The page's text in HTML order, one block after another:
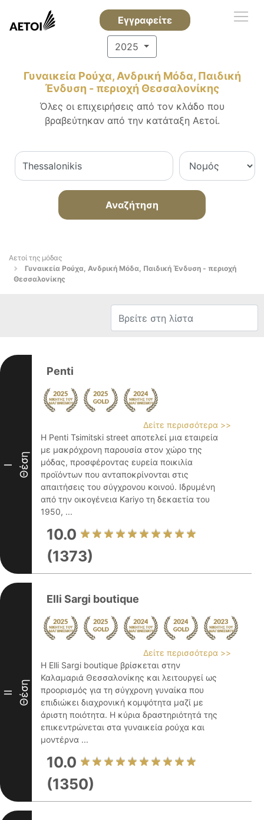
Εγγραφείτε
2025
Γυναικεία Ρούχα, Ανδρική Μόδα, Παιδική
Ένδυση - περιοχή Θεσσαλονίκης
Όλες οι επιχειρήσεις από τον κλάδο που
βραβεύτηκαν από την κατάταξη Αετοί.
Αναζήτηση
Αετοί της μόδας
Γυναικεία Ρούχα, Ανδρική Μόδα, Παιδική Ένδυση - περιοχή
Θεσσαλονίκης
I Θέση
Penti
Δείτε περισσότερα >>
Η Penti Tsimitski street αποτελεί μια εταιρεία
με μακρόχρονη παρουσία στον χώρο της
μόδας, προσφέροντας ευρεία ποικιλία
προϊόντων που ανταποκρίνονται στις
απαιτήσεις του σύγχρονου κοινού. Ιδρυμένη
από την οικογένεια Kariyo τη δεκαετία του
1950, ...
10.0
(1373)
II Θέση
Elli Sargi boutique
Δείτε περισσότερα >>
Η Elli Sargi boutique βρίσκεται στην
Καλαμαριά Θεσσαλονίκης και λειτουργεί ως
προορισμός για τη σύγχρονη γυναίκα που
επιδιώκει διαχρονική κομψότητα μαζί με
άριστη ποιότητα. Η κύρια δραστηριότητά της
επικεντρώνεται στα γυναικεία ρούχα και
μοντέρνα ...
10.0
(1350)